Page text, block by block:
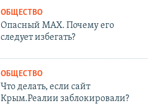
ОБЩЕСТВО
Опасный MAX. Почему его
следует избегать?
ОБЩЕСТВО
Что делать, если сайт
Крым.Реалии заблокировали?